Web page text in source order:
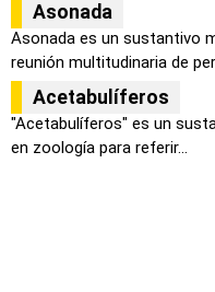
Asonada
Asonada es un sustantivo
reunión multitudinaria de
Acetabulíferos
"Acetabulíferos" es un
en zoología para referir...